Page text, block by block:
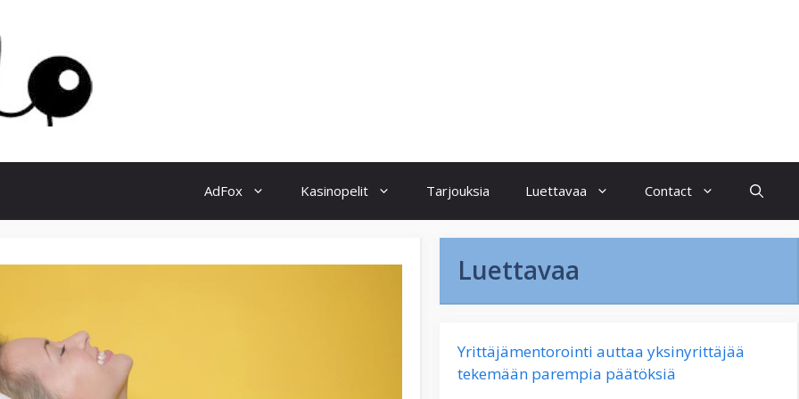
AdFox Kasinopelit Tarjouksia Luettavaa Contact
Luettavaa
Yrittäjämentorointi auttaa yksinyrittäjää
tekemään parempia päätöksiä